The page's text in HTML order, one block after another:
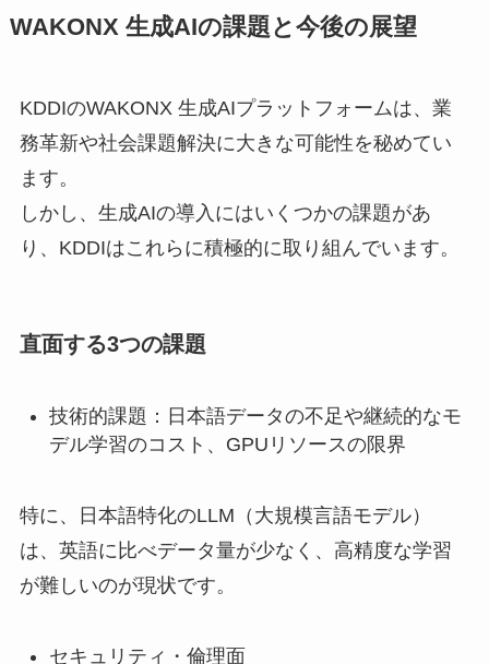
WAKONX 生成AIの課題と今後の展望
KDDIのWAKONX 生成AIプラットフォームは、業
務革新や社会課題解決に大きな可能性を秘めてい
ます。
しかし、生成AIの導入にはいくつかの課題があ
り、KDDIはこれらに積極的に取り組んでいます。
直面する3つの課題
技術的課題：日本語データの不足や継続的なモ
デル学習のコスト、GPUリソースの限界
特に、日本語特化のLLM（大規模言語モデル）
は、英語に比べデータ量が少なく、高精度な学習
が難しいのが現状です。
セキュリティ・倫理面